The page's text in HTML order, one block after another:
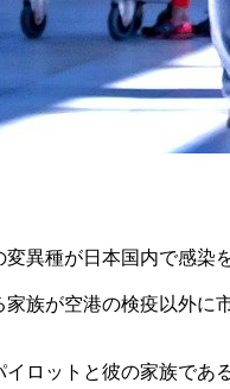
異種が日本国内で感染
族が空港の検疫以外
ロットと彼の家族であ